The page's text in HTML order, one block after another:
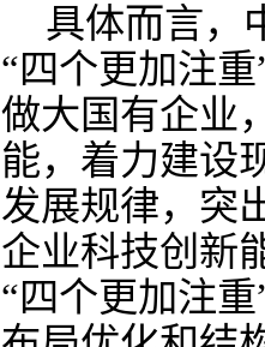
具体而言，
“四个更加注
做大国有企业
能，着力建设
发展规律，突
企业科技创新
“四个更加注